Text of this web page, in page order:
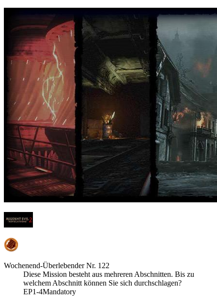
Wochenend-Überlebender Nr. 122
Diese Mission besteht aus mehreren Abschnitten. Bis zu
welchem Abschnitt können Sie sich durchschlagen?
EP1-4Mandatory